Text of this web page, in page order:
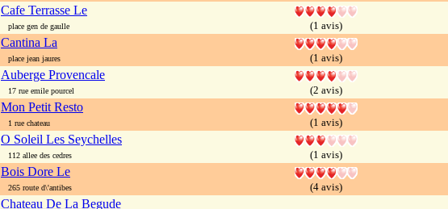
Cafe Terrasse Le
place gen de gaulle (1 avis)
Cantina La
place jean jaures (1 avis)
Auberge Provencale
17 rue emile pourcel (2 avis)
Mon Petit Resto
1 rue chateau (1 avis)
O Soleil Les Seychelles
112 allee des cedres (1 avis)
Bois Dore Le
265 route d\'antibes (4 avis)
Chateau De La Begude